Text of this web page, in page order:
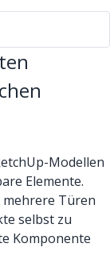
Modellen
Elemente.
mehrere Türen
selbst zu
Komponente